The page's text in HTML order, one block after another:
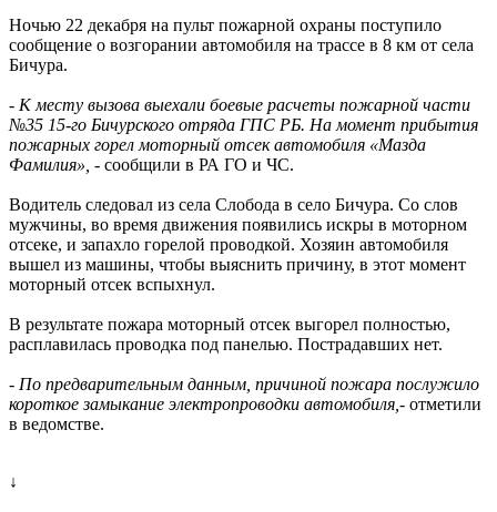
Ночью 22 декабря на пульт пожарной охраны поступило
сообщение о возгорании автомобиля на трассе в 8 км от села
Бичура.
- К месту вызова выехали боевые расчеты пожарной части
№35 15-го Бичурского отряда ГПС РБ. На момент прибытия
пожарных горел моторный отсек автомобиля «Мазда
Фамилия», - сообщили в РА ГО и ЧС.
Водитель следовал из села Слобода в село Бичура. Со слов
мужчины, во время движения появились искры в моторном
отсеке, и запахло горелой проводкой. Хозяин автомобиля
вышел из машины, чтобы выяснить причину, в этот момент
моторный отсек вспыхнул.
В результате пожара моторный отсек выгорел полностью,
расплавилась проводка под панелью. Пострадавших нет.
- По предварительным данным, причиной пожара послужило
короткое замыкание электропроводки автомобиля, - отметили
в ведомстве.
↓